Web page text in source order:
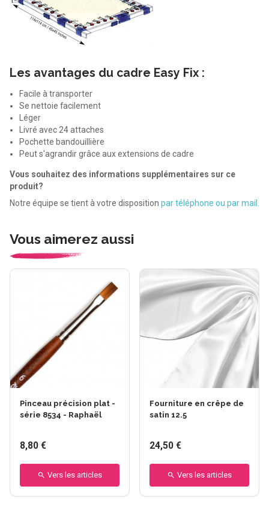
Les avantages du cadre Easy Fix :
Facile à transporter
Se nettoie facilement
Léger
Livré avec 24 attaches
Pochette bandouillière
Peut s'agrandir grâce aux extensions de cadre
Vous souhaitez des informations supplémentaires sur ce
produit?
Notre équipe se tient à votre disposition par téléphone ou par mail.
Vous aimerez aussi
Pinceau précision plat -
série 8534 - Raphaël
8,80 €
Vers les articles
Fourniture en crêpe de
satin 12.5
24,50 €
Vers les articles